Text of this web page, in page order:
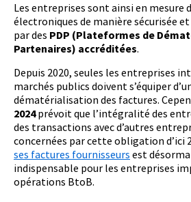
Les entreprises sont ainsi en mesure
électroniques de manière sécurisée
par des PDP (Plateformes de
Partenaires) accréditées.
Depuis 2020, seules les entreprises
marchés publics doivent s’équiper
dématérialisation des factures.
2024prévoit que l’intégralité des
des transactions avec d’autres
concernées par cette obligation d’ici
ses factures fournisseurs est
indispensable pour les entreprises
opérations BtoB.